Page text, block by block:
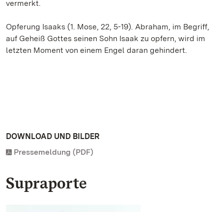
vermerkt.
Opferung Isaaks (1. Mose, 22, 5-19). Abraham, im Begriff,
auf Geheiß Gottes seinen Sohn Isaak zu opfern, wird im
letzten Moment von einem Engel daran gehindert.
DOWNLOAD UND BILDER
Pressemeldung (PDF)
Supraporte